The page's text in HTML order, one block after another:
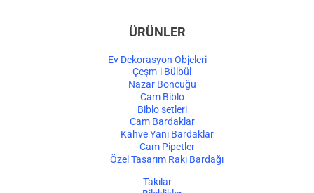
ÜRÜNLER
Ev Dekorasyon Objeleri
Çeşm-i Bülbül
Nazar Boncuğu
Cam Biblo
Biblo setleri
Cam Bardaklar
Kahve Yanı Bardaklar
Cam Pipetler
Özel Tasarım Rakı Bardağı
Takılar